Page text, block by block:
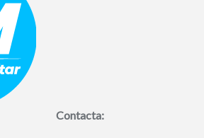
Contacta: